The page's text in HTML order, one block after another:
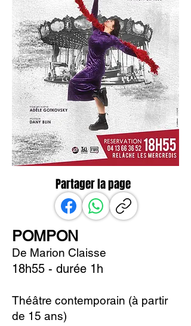
Partager la page
POMPON
De Marion Claisse
18h55 - durée 1h
Théâtre contemporain (à partir
de 15 ans)